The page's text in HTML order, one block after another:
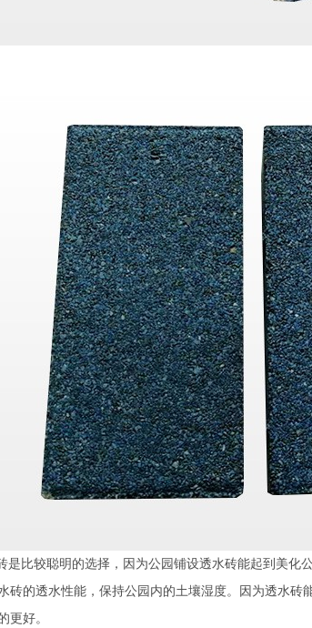
是比较聪明的选择，因为公园铺设透水砖能起到美化
砖的透水性能，保持公园内的土壤湿度。因为透水
更好。